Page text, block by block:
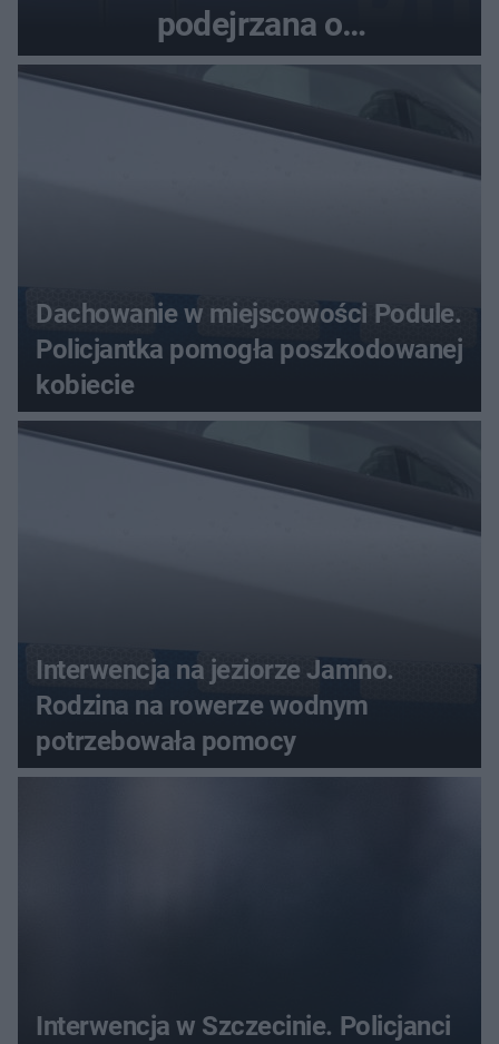
podejrzana o
przywłaszczenie 470 000 zł
Dachowanie w miejscowości Podule.
Policjantka pomogła poszkodowanej
kobiecie
Interwencja na jeziorze Jamno.
Rodzina na rowerze wodnym
potrzebowała pomocy
Interwencja w Szczecinie. Policjanci